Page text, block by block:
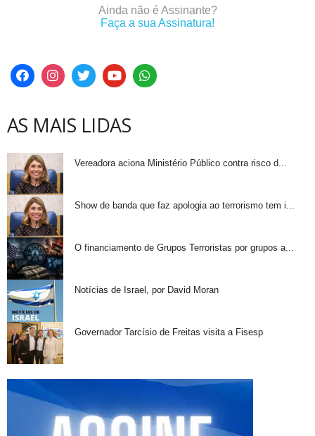
Ainda não é Assinante?
Faça a sua Assinatura!
AS MAIS LIDAS
Vereadora aciona Ministério Público contra risco d...
Show de banda que faz apologia ao terrorismo tem i...
O financiamento de Grupos Terroristas por grupos a...
Notícias de Israel, por David Moran
Governador Tarcísio de Freitas visita a Fisesp